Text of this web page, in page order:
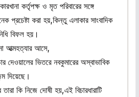
কর্তৃপক্ষ ও মৃত পরিবারের সঙ্গে
প্রচেষ্টা করা হয়,কিন্তু এলাকার সাংবাদিক
বিফল হয়।
আত্মহত্যার আসে,
দেওয়ালের ভিতরে নবকুমারের অস্বাভাবিক
দিয়েছে।
কি নিজে দোষী হয়,এই বিচারধারাটি